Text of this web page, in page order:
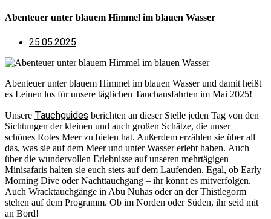
Abenteuer unter blauem Himmel im blauen Wasser
25.05.2025
Abenteuer unter blauem Himmel im blauen Wasser und damit heißt
es Leinen los für unsere täglichen Tauchausfahrten im Mai 2025!
Unsere Tauchguides berichten an dieser Stelle jeden Tag von den
Sichtungen der kleinen und auch großen Schätze, die unser
schönes Rotes Meer zu bieten hat. Außerdem erzählen sie über all
das, was sie auf dem Meer und unter Wasser erlebt haben. Auch
über die wundervollen Erlebnisse auf unseren mehrtägigen
Minisafaris halten sie euch stets auf dem Laufenden. Egal, ob Early
Morning Dive oder Nachttauchgang – ihr könnt es mitverfolgen.
Auch Wracktauchgänge in Abu Nuhas oder an der Thistlegorm
stehen auf dem Programm. Ob im Norden oder Süden, ihr seid mit
an Bord!